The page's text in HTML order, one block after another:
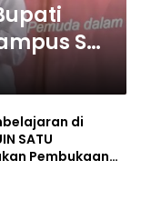
Se-
di
SATU
Pembukaan